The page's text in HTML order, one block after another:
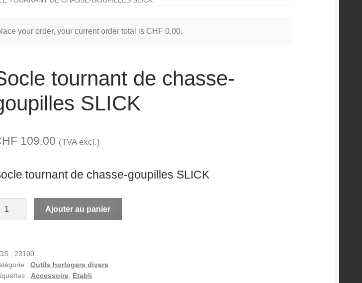
your order, your current order total is CHF 0.00.
tournant de chasse-
SLICK
109.00 (TVA excl.)
tournant de chasse-goupilles SLICK
Ajouter au panier
: 23100
: Outils horlogers divers
: Accessoire, Établi